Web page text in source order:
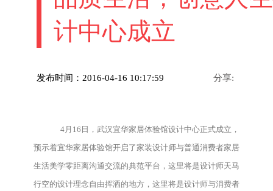
计中心成立
发布时间：2016-04-16 10:17:59 分享:
4月16日，武汉宜华家居体验馆设计中心正式成立，
预示着宜华家居体验馆开启了家装设计师与普通消费者家居
生活美学零距离沟通交流的典范平台，这里将是设计师天马
行空的设计理念自由挥洒的地方，这里将是设计师与消费者